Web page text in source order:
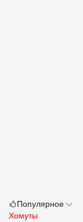
Популярное
Хомуты